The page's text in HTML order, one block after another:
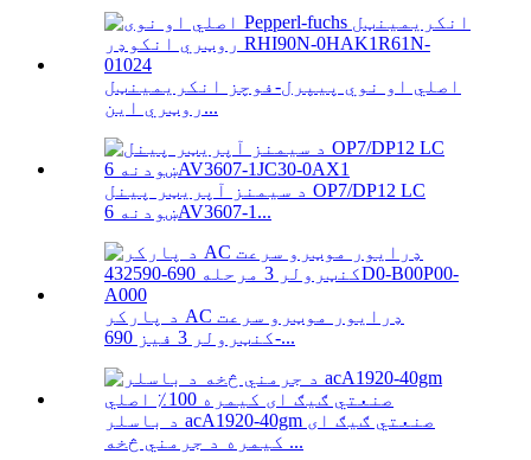
اصلي او نوي پیپرل-فوچز انکریمینټل
روټري این...
د سیمنز آپریټر پینل OP7/DP12 LC
ښودنه 6AV3607-1...
د پارکر AC ډرایور موټرو سرعت
کنټرولر 3 فیز 690-...
د باسلر acA1920-40gm صنعتي ګیګ ای
کیمره د جرمني څخه ...